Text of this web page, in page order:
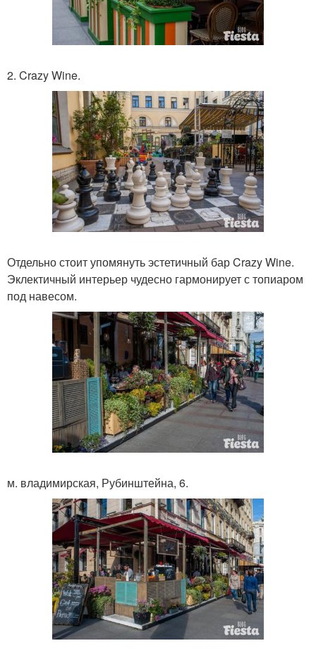
2. Crazy Wine.
Отдельно стоит упомянуть эстетичный бар Crazy Wine.
Эклектичный интерьер чудесно гармонирует с топиаром
под навесом.
м. владимирская, Рубинштейна, 6.